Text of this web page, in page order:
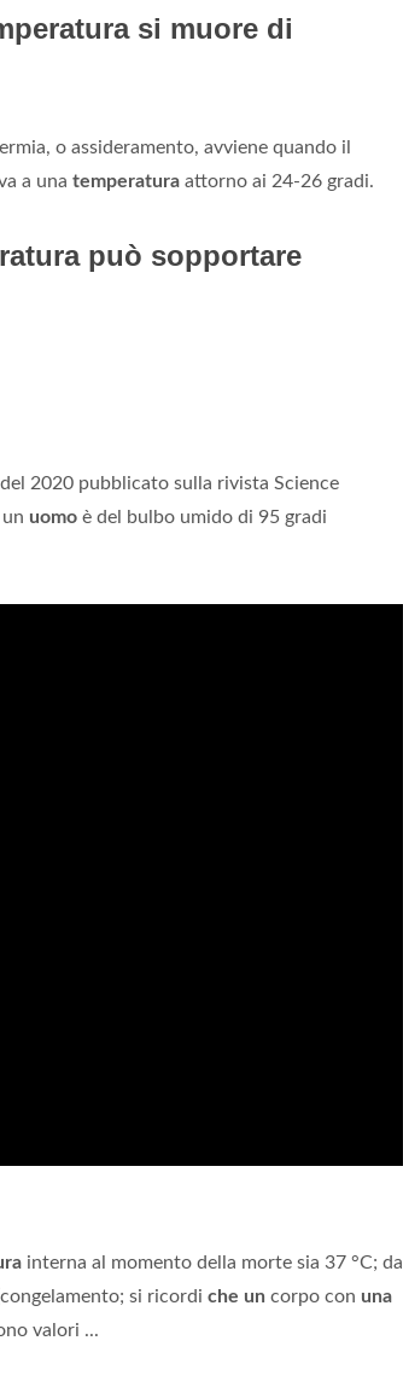
si muore di
o assideramento, avviene quando il
a una temperatura attorno ai 24-26 gradi.
può sopportare
2020 pubblicato sulla rivista Science
uomo è del bulbo umido di 95 gradi
interna al momento della morte sia 37 °C; da
si ricordi che un corpo con una
valori ...